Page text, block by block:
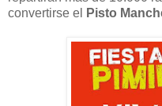
convertirse el
Pisto